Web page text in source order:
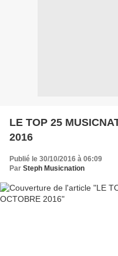
LE TOP 25
2016
Publié le 30/10/2016 à 06:09
Par Steph Musicnation